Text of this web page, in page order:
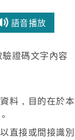
語音播放
證碼文字內容
料，目的在於
直接或間接識